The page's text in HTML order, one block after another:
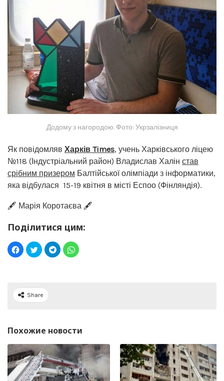
Додому з нагородою. Фото: Укрзалізниця
Як повідомляв Харків Times, учень Харківського ліцею
№118 (Індустріальний район) Владислав Халін став
срібним призером Балтійської олімпіади з інформатики,
яка відбулася 15-19 квітня в місті Еспоо (Фінляндія).
🖋️ Марія Коротаєва 🖋️
Поділитися цим:
Share
Похожие новости